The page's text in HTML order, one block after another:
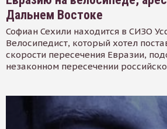
Дальнем Востоке
Софиан Сехили находится в СИЗО
Велосипедист, который хотел
скорости пересечения Евразии,
незаконном пересечении